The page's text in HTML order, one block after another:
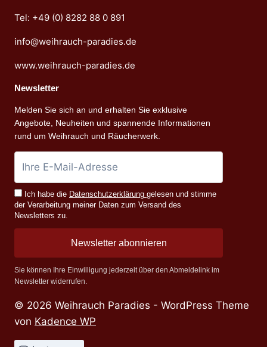
Tel: +49 (0) 8282 88 0 891
info@weihrauch-paradies.de
www.weihrauch-paradies.de
Newsletter
Melden Sie sich an und erhalten Sie exklusive
Angebote, Neuheiten und spannende Informationen
rund um Weihrauch und Räucherwerk.
Ich habe die Datenschutzerklärung gelesen und stimme
der Verarbeitung meiner Daten zum Versand des
Newsletters zu.
Newsletter abonnieren
Sie können Ihre Einwilligung jederzeit über den Abmeldelink im
Newsletter widerrufen.
© 2026 Weihrauch Paradies - WordPress Theme
von Kadence WP